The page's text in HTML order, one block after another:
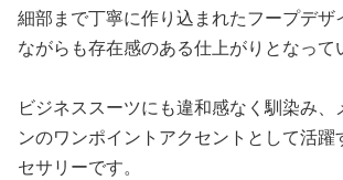
細部まで丁寧に作り込まれたフープデザ
ながらも存在感のある仕上がりとなって
ビジネススーツにも違和感なく馴染み、
ンのワンポイントアクセントとして活躍
セサリーです。